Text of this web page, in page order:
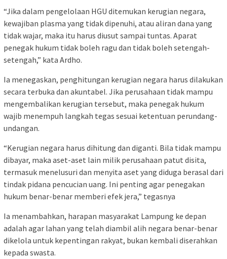
“Jika dalam pengelolaan HGU ditemukan kerugian negara,
kewajiban plasma yang tidak dipenuhi, atau aliran dana yang
tidak wajar, maka itu harus diusut sampai tuntas. Aparat
penegak hukum tidak boleh ragu dan tidak boleh setengah-
setengah,” kata Ardho.
Ia menegaskan, penghitungan kerugian negara harus dilakukan
secara terbuka dan akuntabel. Jika perusahaan tidak mampu
mengembalikan kerugian tersebut, maka penegak hukum
wajib menempuh langkah tegas sesuai ketentuan perundang-
undangan.
“Kerugian negara harus dihitung dan diganti. Bila tidak mampu
dibayar, maka aset-aset lain milik perusahaan patut disita,
termasuk menelusuri dan menyita aset yang diduga berasal dari
tindak pidana pencucian uang. Ini penting agar penegakan
hukum benar-benar memberi efek jera,” tegasnya
Ia menambahkan, harapan masyarakat Lampung ke depan
adalah agar lahan yang telah diambil alih negara benar-benar
dikelola untuk kepentingan rakyat, bukan kembali diserahkan
kepada swasta.